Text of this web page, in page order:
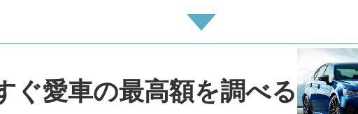
ぐ愛車の最高額を調べる